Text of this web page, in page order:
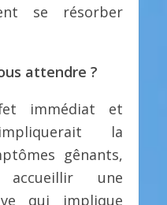
se résorber
attendre ?
immédiat et
la
gênants,
accueillir une
qui implique